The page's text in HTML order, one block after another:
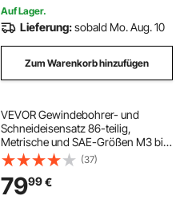
Auf Lager.
Lieferung:sobald Mo. Aug. 10
Zum Warenkorb hinzufügen
VEVOR Gewindebohrer- und
Schneideisensatz 86-teilig,
Metrische und SAE-Größen M3 bis
M12, Nr. 4 bis 5/8 Zoll, mit Grob-
und Feingewindebohrern und -
schneideisen, Schraubenschlüssel,
Tragekoffer
(37)
7999€